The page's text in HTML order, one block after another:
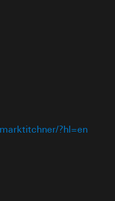
?hl=en